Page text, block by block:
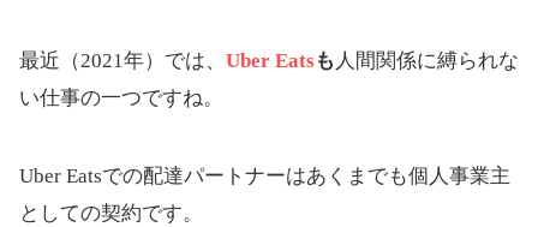
最近（2021年）では、 Uber Eatsも 人間関係に縛られな
い仕事の一つですね。
Uber Eatsでの配達パートナーはあくまでも個人事業主
としての契約です。